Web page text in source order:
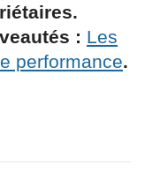
: Les
performance.